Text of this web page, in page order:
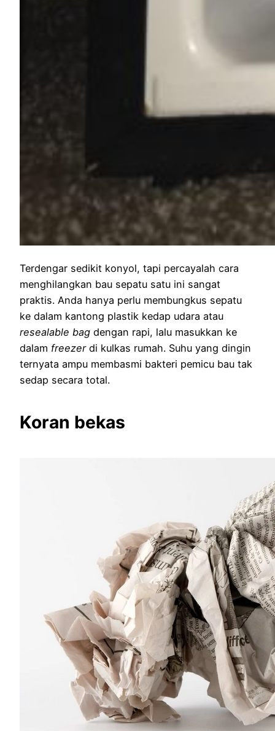
Terdengar sedikit konyol, tapi percayalah cara
menghilangkan bau sepatu satu ini sangat
praktis. Anda hanya perlu membungkus sepatu
ke dalam kantong plastik kedap udara atau
resealable bag dengan rapi, lalu masukkan ke
dalam freezer di kulkas rumah. Suhu yang dingin
ternyata ampu membasmi bakteri pemicu bau tak
sedap secara total.
Koran bekas